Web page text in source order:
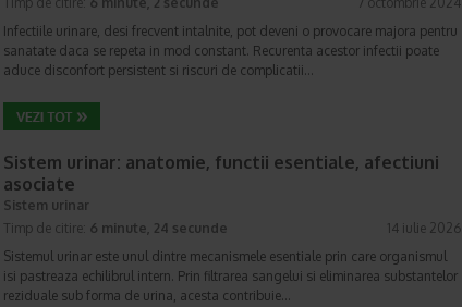
Infectiile urinare, desi frecvent intalnite, pot deveni o provocare majora pentru
sanatate daca se repeta in mod constant. Recurenta acestor infectii poate
aduce disconfort persistent si riscuri de complicatii…
Sistem urinar: anatomie, functii esentiale, afectiuni
asociate
Sistem urinar
Timp de citire: 6 minute, 24 secunde
14 iulie 2026
Sistemul urinar este unul dintre mecanismele esentiale prin care organismul
isi pastreaza echilibrul intern. Prin filtrarea sangelui si eliminarea substantelor
reziduale sub forma de urina, acesta contribuie…